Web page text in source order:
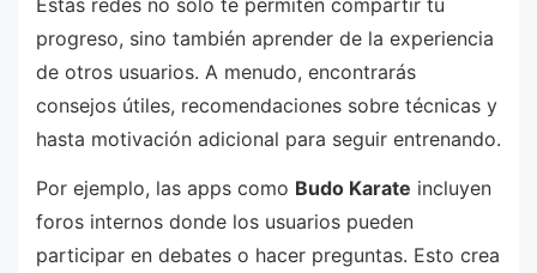
progreso, sino también aprender de la experiencia
de otros usuarios. A menudo, encontrarás
consejos útiles, recomendaciones sobre técnicas y
hasta motivación adicional para seguir entrenando.
Por ejemplo, las apps como Budo Karate incluyen
foros internos donde los usuarios pueden
participar en debates o hacer preguntas. Esto crea